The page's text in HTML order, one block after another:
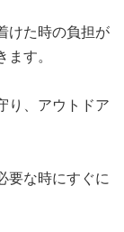
けた時の負担が
す。
り、アウトドア
要な時にすぐに